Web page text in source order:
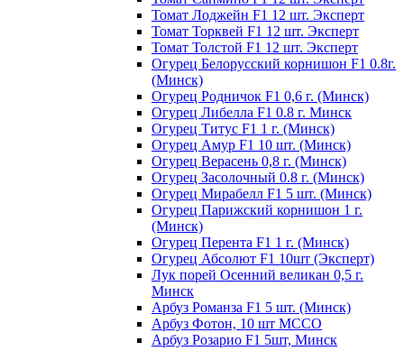
Томат Лоджейн F1 12 шт. Эксперт
Томат Торквей F1 12 шт. Эксперт
Томат Толстой F1 12 шт. Эксперт
Огурец Белорусский корнишон F1 0.8г.
(Минск)
Огурец Родничок F1 0,6 г. (Минск)
Огурец Либелла F1 0.8 г. Минск
Огурец Титус F1 1 г. (Минск)
Огурец Амур F1 10 шт. (Минск)
Огурец Верасень 0,8 г. (Минск)
Огурец Засолочный 0.8 г. (Минск)
Огурец Мирабелл F1 5 шт. (Минск)
Огурец Парижский корнишон 1 г.
(Минск)
Огурец Перента F1 1 г. (Минск)
Огурец Абсолют F1 10шт (Эксперт)
Лук порей Осенний великан 0,5 г.
Минск
Арбуз Романза F1 5 шт. (Минск)
Арбуз Фотон, 10 шт МССО
Арбуз Розарио F1 5шт, Минск